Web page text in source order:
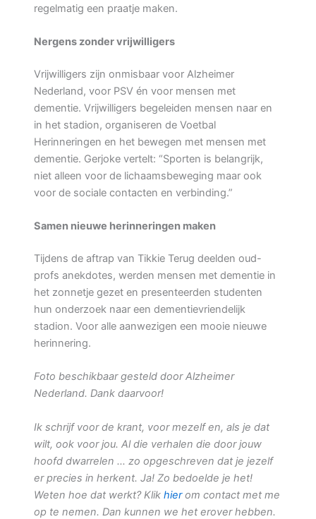
regelmatig een praatje maken.
Nergens zonder vrijwilligers
Vrijwilligers zijn onmisbaar voor Alzheimer
Nederland, voor PSV én voor mensen met
dementie. Vrijwilligers begeleiden mensen naar en
in het stadion, organiseren de Voetbal
Herinneringen en het bewegen met mensen met
dementie. Gerjoke vertelt: “Sporten is belangrijk,
niet alleen voor de lichaamsbeweging maar ook
voor de sociale contacten en verbinding.”
Samen nieuwe herinneringen maken
Tijdens de aftrap van Tikkie Terug deelden oud-
profs anekdotes, werden mensen met dementie in
het zonnetje gezet en presenteerden studenten
hun onderzoek naar een dementievriendelijk
stadion. Voor alle aanwezigen een mooie nieuwe
herinnering.
Foto beschikbaar gesteld door Alzheimer
Nederland. Dank daarvoor!
Ik schrijf voor de krant, voor mezelf en, als je dat
wilt, ook voor jou. Al die verhalen die door jouw
hoofd dwarrelen … zo opgeschreven dat je jezelf
er precies in herkent. Ja! Zo bedoelde je het!
Weten hoe dat werkt? Klik hierom contact met me
op te nemen. Dan kunnen we het erover hebben.